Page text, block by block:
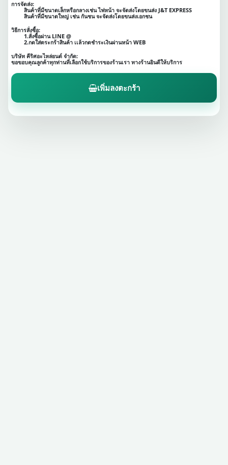
การจัดส่ง:
สินค้าที่มีขนาดเล็กหรือกลางเช่น ไฟหน้า จะจัดส่งโดยขนส่ง J&T EXPRESS
สินค้าที่มีขนาดใหญ่ เช่น กันชน จะจัดส่งโดยขนส่งเอกชน
วิธีการสั่งซื้อ:
1.สั่งซื้อผ่าน LINE @
2.กดใส่ตระกร้าสินค้า เเล้วกดชำระเงินผ่านหน้า WEB
บริษัท คีริศอะไหล่ยนต์ จำกัด:
ขอขอบคุณลูกค้าทุกท่านที่เลือกใช้บริการของร้านเรา ทางร้านยินดีให้บริการ
เพิ่มลงตะกร้า